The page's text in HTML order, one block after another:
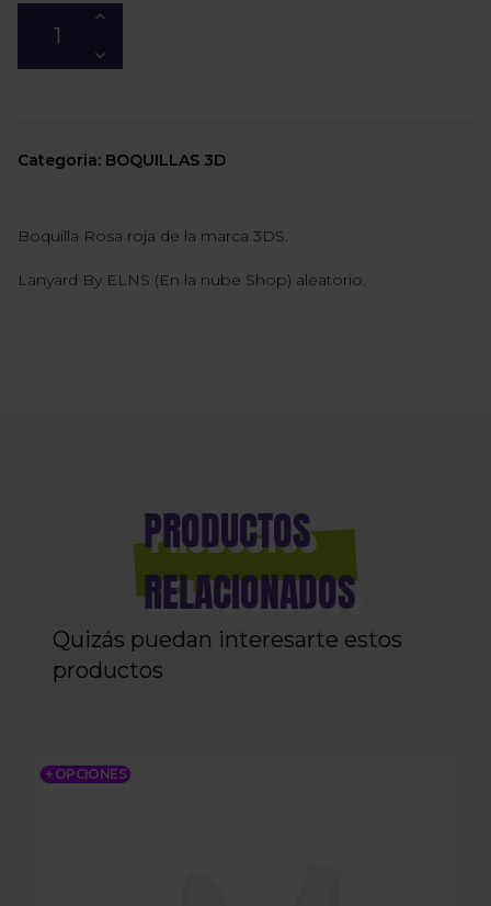
Categoria: BOQUILLAS 3D
Boquilla Rosa roja de la marca 3DS.
Lanyard By ELNS (En la nube Shop) aleatorio.
PRODUCTOS
RELACIONADOS
Quizás puedan interesarte estos
productos
+ OPCIONES
3DS BUNNY